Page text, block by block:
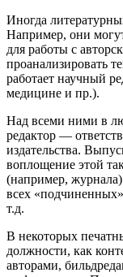
Иногда
Например, они
для работы с
проанализировать
работает научный
медицине и пр.).
Над всеми ними в
редактор —
издательства.
воплощение этой
(например,
всех
т.д.
В некоторых
должности, как
авторами,